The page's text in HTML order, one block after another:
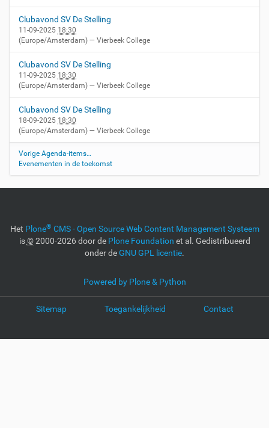
Clubavond SV De Stelling
11-09-2025 18:30
(Europe/Amsterdam) — Vierbeek College
Clubavond SV De Stelling
11-09-2025 18:30
(Europe/Amsterdam) — Vierbeek College
Clubavond SV De Stelling
18-09-2025 18:30
(Europe/Amsterdam) — Vierbeek College
Vorige Agenda-items…
Evenementen in de toekomst
Het Plone® CMS - Open Source Web Content Management Systeem
is©2000-2026 door de Plone Foundation et al. Gedistribueerd
onder deGNU GPL licentie.
Powered by Plone & Python
Sitemap Toegankelijkheid Contact